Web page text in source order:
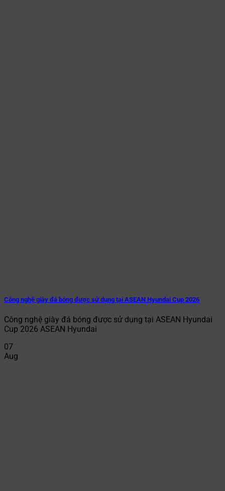
Công nghệ giày đá bóng được sử dụng tại ASEAN Hyundai Cup 2026
Công nghệ giày đá bóng được sử dụng tại ASEAN Hyundai
Cup 2026 ASEAN Hyundai
07
Aug